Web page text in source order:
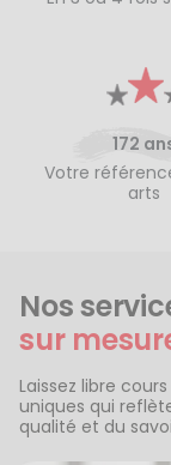
172
Votre
arts
Nos
sur
Laissez libre
uniques qui
qualité et du